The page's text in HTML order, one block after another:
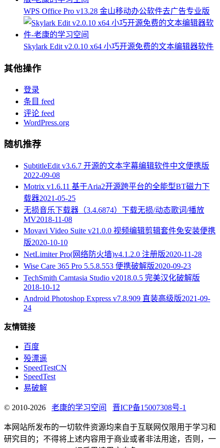
WPS Office Pro v13.28 金山移动办公软件去广告专业版
Skylark Edit v2.0.10 x64 小巧开源免费的文本编辑器软件
其他操作
登录
条目 feed
评论 feed
WordPress.org
随机推荐
SubtitleEdit v3.6.7 开源的文本字幕编辑软件中文便携版
2022-09-08
Motrix v1.6.11 基于Aria2开源跨平台的全能型BT磁力下
载器2021-05-25
无损音乐下载器（3.4.6874）下载无损/动态歌词/播放
MV2018-11-08
Movavi Video Suite v21.0.0 视频编辑剪辑套件免安装便携
版2020-10-10
NetLimiter Pro(网络防火墙)v4.1.2.0 注册版2020-11-28
Wise Care 365 Pro 5.5.8.553 便携破解版2020-09-23
TechSmith Camtasia Studio v2018.0.5 完美汉化破解版
2018-10-12
Android Photoshop Express v7.8.909 直装高级版2021-09-
24
友情链接
百度
殁漂遥
SpeedTestCN
SpeedTest
易破解
© 2010-2026 老康的学习空间 晋ICP备15007308号-1
本网站所发布的一切软件资源均来自于互联网仅限用于学习和
研究目的；不得将上述内容用于商业或者非法用途，否则，一